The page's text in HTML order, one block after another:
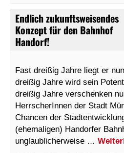
Endlich zukunftsweisendes
Konzept für den Bahnhof
Handorf!
Fast dreißig Jahre liegt er
dreißig Jahre wird sein
dreißig Jahre verschenken
HerrscherInnen der Stadt
Chancen der
(ehemaligen) Handorfer
unglaublicherweise …